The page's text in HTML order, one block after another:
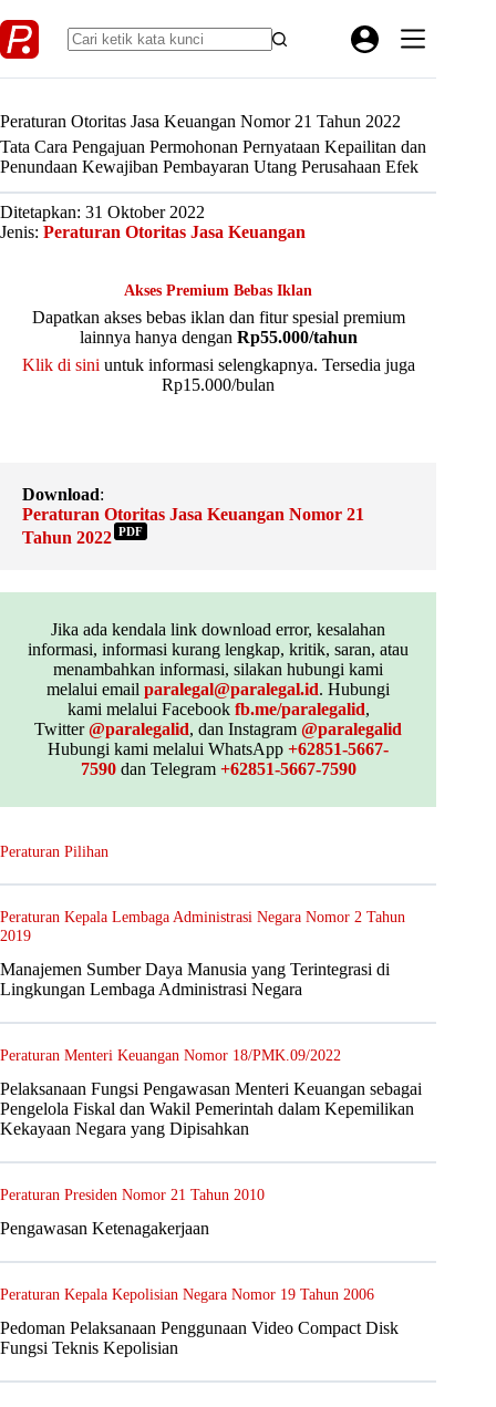
to
content
Peraturan Otoritas Jasa Keuangan Nomor 21 Tahun 2022
Tata Cara Pengajuan Permohonan Pernyataan Kepailitan dan
Penundaan Kewajiban Pembayaran Utang Perusahaan Efek
Ditetapkan: 31 Oktober 2022
Jenis: Peraturan Otoritas Jasa Keuangan
Akses Premium Bebas Iklan
Dapatkan akses bebas iklan dan fitur spesial premium
lainnya hanya dengan Rp55.000/tahun
Klik di sini untuk informasi selengkapnya. Tersedia juga
Rp15.000/bulan
Download:
Peraturan Otoritas Jasa Keuangan Nomor 21
Tahun 2022 PDF
Jika ada kendala link download error, kesalahan
informasi, informasi kurang lengkap, kritik, saran, atau
menambahkan informasi, silakan hubungi kami
melalui emailparalegal@paralegal.id. Hubungi
kami melalui Facebook fb.me/paralegalid,
Twitter@paralegalid, dan Instagram@paralegalid
Hubungi kami melalui WhatsApp+62851-5667-
7590dan Telegram +62851-5667-7590
Peraturan Pilihan
Peraturan Kepala Lembaga Administrasi Negara Nomor 2 Tahun
2019
Manajemen Sumber Daya Manusia yang Terintegrasi di
Lingkungan Lembaga Administrasi Negara
Peraturan Menteri Keuangan Nomor 18/PMK.09/2022
Pelaksanaan Fungsi Pengawasan Menteri Keuangan sebagai
Pengelola Fiskal dan Wakil Pemerintah dalam Kepemilikan
Kekayaan Negara yang Dipisahkan
Peraturan Presiden Nomor 21 Tahun 2010
Pengawasan Ketenagakerjaan
Peraturan Kepala Kepolisian Negara Nomor 19 Tahun 2006
Pedoman Pelaksanaan Penggunaan Video Compact Disk
Fungsi Teknis Kepolisian